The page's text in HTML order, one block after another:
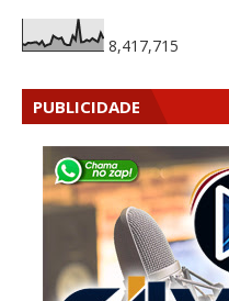
8,417,715
PUBLICIDADE